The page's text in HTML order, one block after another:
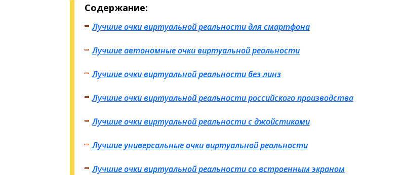
Содержание:
Лучшие очки виртуальной реальности для смартфона
Лучшие автономные очки виртуальной реальности
Лучшие очки виртуальной реальности без линз
Лучшие очки виртуальной реальности российского производства
Лучшие очки виртуальной реальности с джойстиками
Лучшие универсальные очки виртуальной реальности
Лучшие очки виртуальной реальности со встроенным экраном